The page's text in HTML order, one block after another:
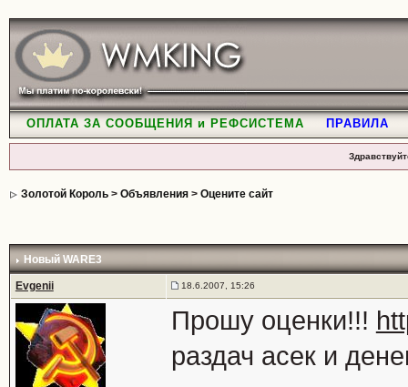
ОПЛАТА ЗА СООБЩЕНИЯ и РЕФСИСТЕМА ПРАВИЛА
Золотой Король> Объявления> Оцените сайт
Новый WARE3
Evgenii 18.6.2007, 15:26
Прошу оценки!!!
раздач асек и